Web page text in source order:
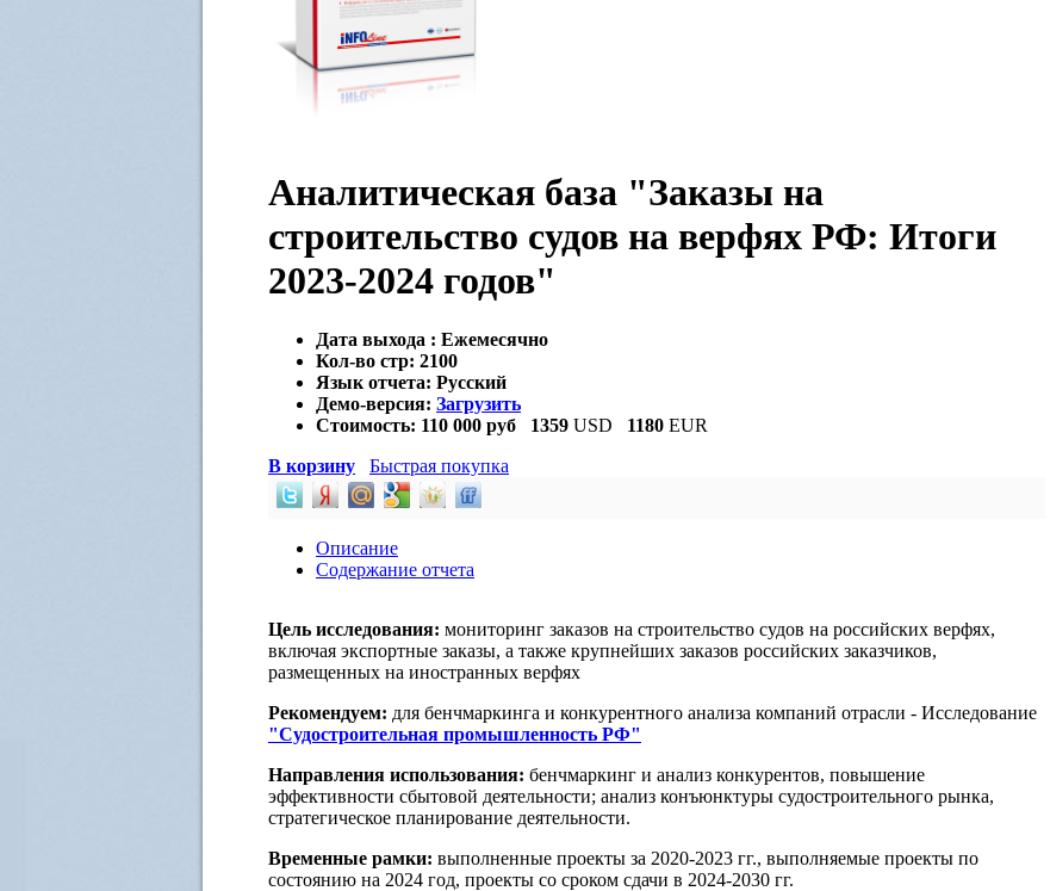
Аналитическая база "Заказы на
строительство судов на верфях РФ: Итоги
2023-2024 годов"
Дата выхода : Ежемесячно
Кол-во стр: 2100
Язык отчета: Русский
Демо-версия: Загрузить
Стоимость: 110 000 руб 1359 USD 1180 EUR
В корзину
Быстрая покупка
Описание
Содержание отчета
Цель исследования: мониторинг заказов на строительство судов на российских верфях,
включая экспортные заказы, а также крупнейших заказов российских заказчиков,
размещенных на иностранных верфях
Рекомендуем: для бенчмаркинга и конкурентного анализа компаний отрасли - Исследование
"Судостроительная промышленность РФ"
Направления использования: бенчмаркинг и анализ конкурентов, повышение
эффективности сбытовой деятельности; анализ конъюнктуры судостроительного рынка,
стратегическое планирование деятельности.
Временные рамки: выполненные проекты за 2020-2023 гг., выполняемые проекты по
состоянию на 2024 год, проекты со сроком сдачи в 2024-2030 гг.